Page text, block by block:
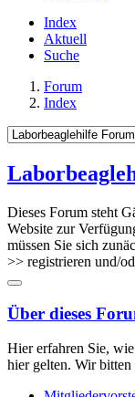
Index
Aktuell
Suche
Forum
Index
Dieses Forum steht
Website zur
müssen Sie sich
>> registrieren und/
Über dieses
Hier erfahren Sie,
hier gelten. Wir